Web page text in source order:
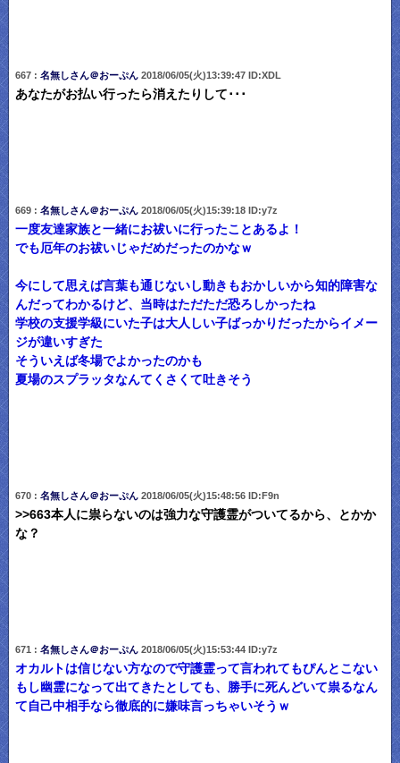
667 : 名無しさん＠おーぷん2018/06/05(火)13:39:47 ID:XDL
あなたがお払い行ったら消えたりして･･･
669 : 名無しさん＠おーぷん2018/06/05(火)15:39:18 ID:y7z
一度友達家族と一緒にお祓いに行ったことあるよ！
でも厄年のお祓いじゃだめだったのかなｗ
今にして思えば言葉も通じないし動きもおかしいから知的障害な
んだってわかるけど、当時はただただ恐ろしかったね
学校の支援学級にいた子は大人しい子ばっかりだったからイメー
ジが違いすぎた
そういえば冬場でよかったのかも
夏場のスプラッタなんてくさくて吐きそう
670 : 名無しさん＠おーぷん2018/06/05(火)15:48:56 ID:F9n
>>663本人に祟らないのは強力な守護霊がついてるから、とかか
な？
671 : 名無しさん＠おーぷん2018/06/05(火)15:53:44 ID:y7z
オカルトは信じない方なので守護霊って言われてもぴんとこない
もし幽霊になって出てきたとしても、勝手に死んどいて祟るなん
て自己中相手なら徹底的に嫌味言っちゃいそうｗ